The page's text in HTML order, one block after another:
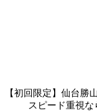
【初回限定】仙台勝
スピード重視な